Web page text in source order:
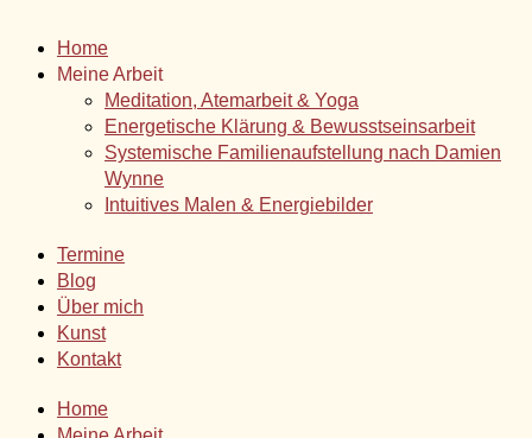
Home
Meine Arbeit
Meditation, Atemarbeit & Yoga
Energetische Klärung & Bewusstseinsarbeit
Systemische Familienaufstellung nach Damien
Wynne
Intuitives Malen & Energiebilder
Termine
Blog
Über mich
Kunst
Kontakt
Home